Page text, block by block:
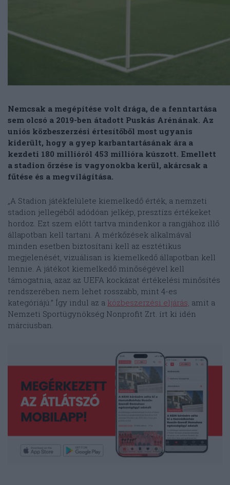
Nemcsak a megépítése volt drága, de a fenntartása
sem olcsó a 2019-ben átadott Puskás Arénának. Az
uniós közbeszerzési értesítőből most ugyanis
kiderült, hogy a gyep karbantartásának ára a
kezdeti 180 millióról 453 millióra kúszott. Emellett
a stadion őrzése is vagyonokba kerül, akárcsak a
fűtése és a megvilágítása.
„A Stadion játékfelülete kiemelkedő érték, a nemzeti
stadion jellegéből adódóan jelkép, presztízs értékeket
hordoz. Ezt szem előtt tartva mindenkor a rangjához illő
állapotban kell tartani. A mérkőzések alkalmával
minden esetben biztosítani kell az esztétikus
megjelenését, vizuálisan is kiemelkedő állapotban kell
lennie. A játékot kiemelkedő minőségével kell
támogatnia, azaz az UEFA kockázat értékelési minősítés
rendszerében nem lehet rosszabb, mint 4-es
kategóriájú.” Így indul az a közbeszerzési eljárás, amit a
Nemzeti Sportügynökség Nonprofit Zrt. írt ki idén
márciusban.